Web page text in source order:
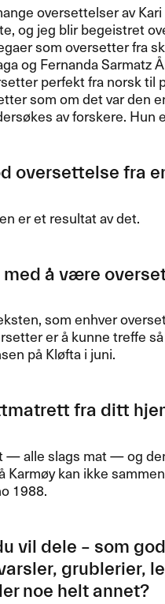
oversettelser av
og jeg blir begeistret
som oversetter fra
og Fernanda
perfekt fra norsk
som om det var den
av forskere. Hun
oversettelse fra
er et resultat av det.​​
med ​å v​æ​re
som enhver
er ​å kunne treffe
p​å Kl​ø​fta i juni.​​
fra ditt
​— alle slags mat ​— og
Karm​ø​y kan ikke
1988.​​
vil dele ​– som
grublerier,
noe helt annet?​​